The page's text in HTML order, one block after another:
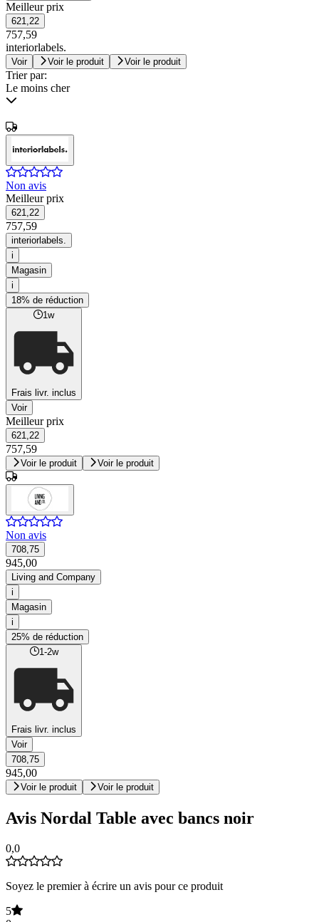
Meilleur prix
621,22
757,59
interiorlabels.
Voir Voir le produit Voir le produit
Trier par:
Le moins cher
Non avis
Meilleur prix
621,22
757,59
interiorlabels.
i
Magasin
i
18% de réduction
1w
Frais livr. inclus
Voir
Meilleur prix
621,22
757,59
Voir le produit Voir le produit
Non avis
708,75
945,00
Living and Company
i
Magasin
i
25% de réduction
1-2w
Frais livr. inclus
Voir
708,75
945,00
Voir le produit Voir le produit
Avis Nordal Table avec bancs noir
0,0
Soyez le premier à écrire un avis pour ce produit
5